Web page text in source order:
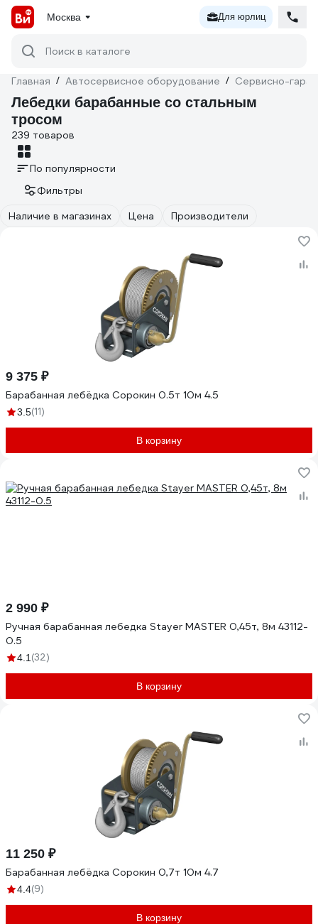
Москва Для юрлиц
Поиск в каталоге
Главная / Автосервисное оборудование / Сервисно-
Лебедки барабанные со стальным
тросом
239 товаров
По популярности
Фильтры
Наличие в магазинах
Цена Производители
9 375 ₽
Барабанная лебёдка Сорокин 0.5т 10м 4.5
3.5(11)
В корзину
2 990 ₽
Ручная барабанная лебедка Stayer MASTER 0,45т, 8м 43112-
0.5
4.1 (32)
В корзину
11 250 ₽
Барабанная лебёдка Сорокин 0,7т 10м 4.7
4.4(9)
В корзину